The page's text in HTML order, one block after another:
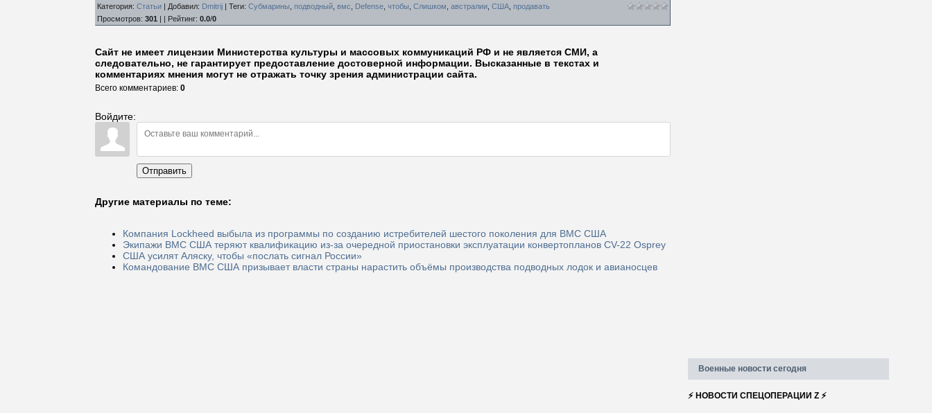
Категория: Статьи | Добавил: Dmitrij | Теги: Субмарины подводный вмс Defense чтобы Слишком австралии США продавать
Просмотров: 301 | | Рейтинг: 0.0/0
Сайт не имеет лицензии Министерства культуры и массовых коммуникаций РФ и не является СМИ, а
следовательно, не гарантирует предоставление достоверной информации. Высказанные в текстах и
комментариях мнения могут не отражать точку зрения администрации сайта.
Всего комментариев: 0
Войдите:
Отправить
Другие материалы по теме:
Компания Lockheed выбыла из программы по созданию истребителей шестого поколения для ВМС США
Экипажи ВМС США теряют квалификацию из-за очередной приостановки эксплуатации конвертопланов CV-22 Osprey
США усилят Аляску, чтобы «послать сигнал России»
Командование ВМС США призывает власти страны нарастить объёмы производства подводных лодок и авианосцев
Военные новости сегодня
⚡ НОВОСТИ СПЕЦОПЕРАЦИИ Z ⚡